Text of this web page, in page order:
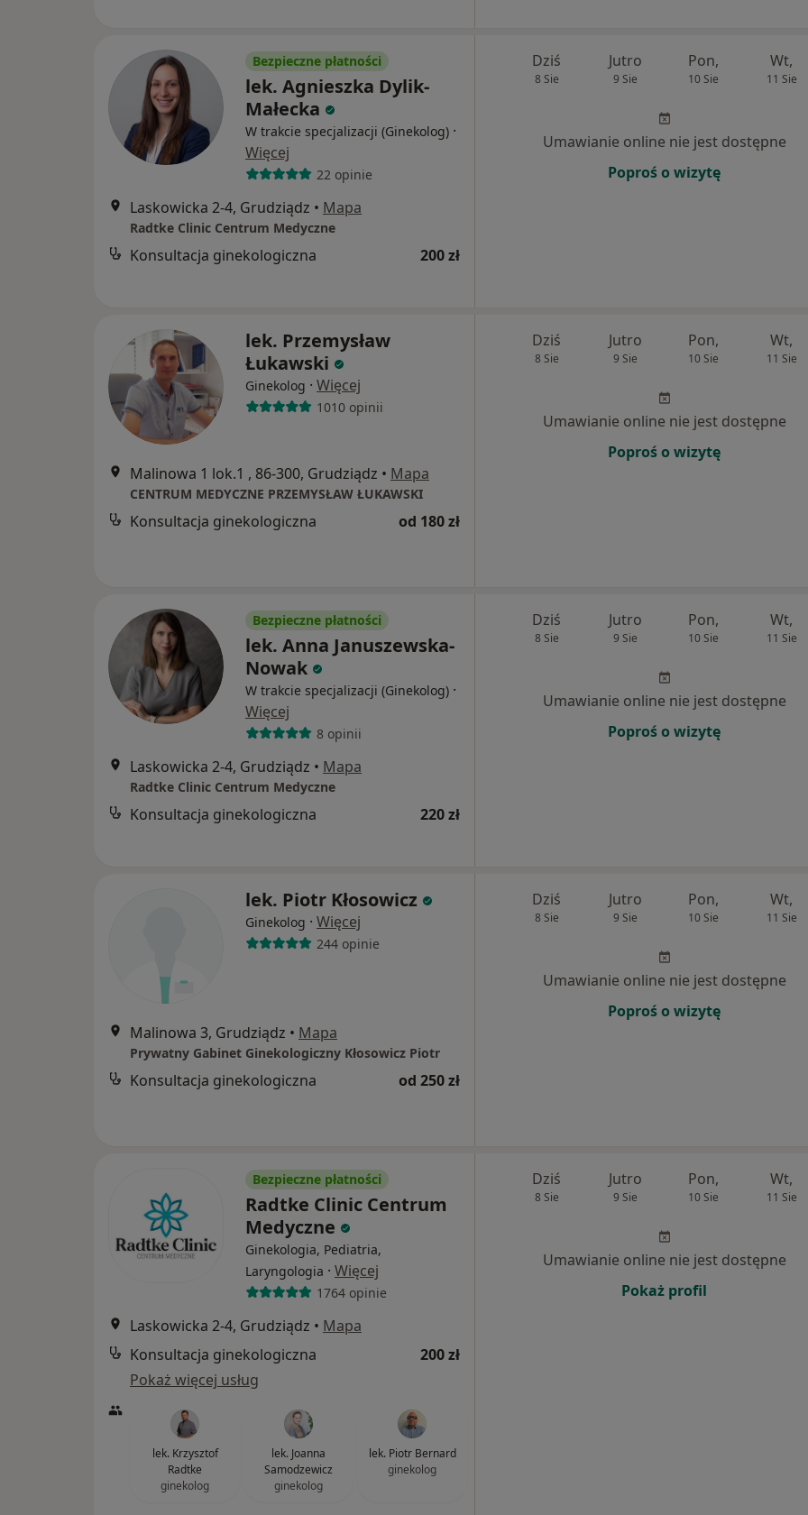
Bezpieczne płatności
lek. Agnieszka Dylik-
Małecka
W trakcie specjalizacji (Ginekolog) ·
Więcej
22 opinie
Laskowicka 2-4, Grudziądz • Mapa
Radtke Clinic Centrum Medyczne
Konsultacja ginekologiczna 200 zł
Dziś
8 Sie
Jutro
9 Sie
Pon,
10 Sie
Wt,
11 Sie
Umawianie online nie jest dostępne
Poproś o wizytę
lek. Przemysław
Łukawski
Ginekolog · Więcej
1010 opinii
Malinowa 1 lok.1 , 86-300, Grudziądz • Mapa
CENTRUM MEDYCZNE PRZEMYSŁAW ŁUKAWSKI
Konsultacja ginekologiczna od 180 zł
Dziś
8 Sie
Jutro
9 Sie
Pon,
10 Sie
Wt,
11 Sie
Umawianie online nie jest dostępne
Poproś o wizytę
Bezpieczne płatności
lek. Anna Januszewska-
Nowak
W trakcie specjalizacji (Ginekolog) ·
Więcej
8 opinii
Laskowicka 2-4, Grudziądz • Mapa
Radtke Clinic Centrum Medyczne
Konsultacja ginekologiczna 220 zł
Dziś
8 Sie
Jutro
9 Sie
Pon,
10 Sie
Wt,
11 Sie
Umawianie online nie jest dostępne
Poproś o wizytę
lek. Piotr Kłosowicz
Ginekolog · Więcej
244 opinie
Malinowa 3, Grudziądz • Mapa
Prywatny Gabinet Ginekologiczny Kłosowicz Piotr
Konsultacja ginekologiczna od 250 zł
Dziś
8 Sie
Jutro
9 Sie
Pon,
10 Sie
Wt,
11 Sie
Umawianie online nie jest dostępne
Poproś o wizytę
Bezpieczne płatności
Radtke Clinic Centrum
Medyczne
Ginekologia, Pediatria,
Laryngologia · Więcej
1764 opinie
Laskowicka 2-4, Grudziądz • Mapa
Konsultacja ginekologiczna
200 zł
Pokaż więcej usług
lek. Krzysztof
Radtke
ginekolog
lek. Joanna
Samodzewicz
ginekolog
lek. Piotr Bernard
ginekolog
Dziś
8 Sie
Jutro
9 Sie
Pon,
10 Sie
Wt,
11 Sie
Umawianie online nie jest dostępne
Pokaż profil